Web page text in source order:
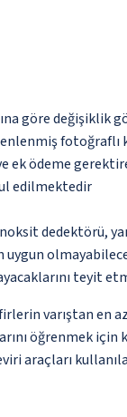
göre değişiklik
ek ödeme
edilmektedir
dedektörü,
teyit
varıştan
öğrenmek
araçları